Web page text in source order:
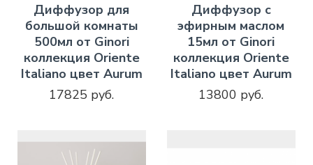
Диффузор для
большой комнаты
500мл от Ginori
коллекция Oriente
Italiano цвет Aurum
17825 руб.
Диффузор с
эфирным маслом
15мл от Ginori
коллекция Oriente
Italiano цвет Aurum
13800 руб.